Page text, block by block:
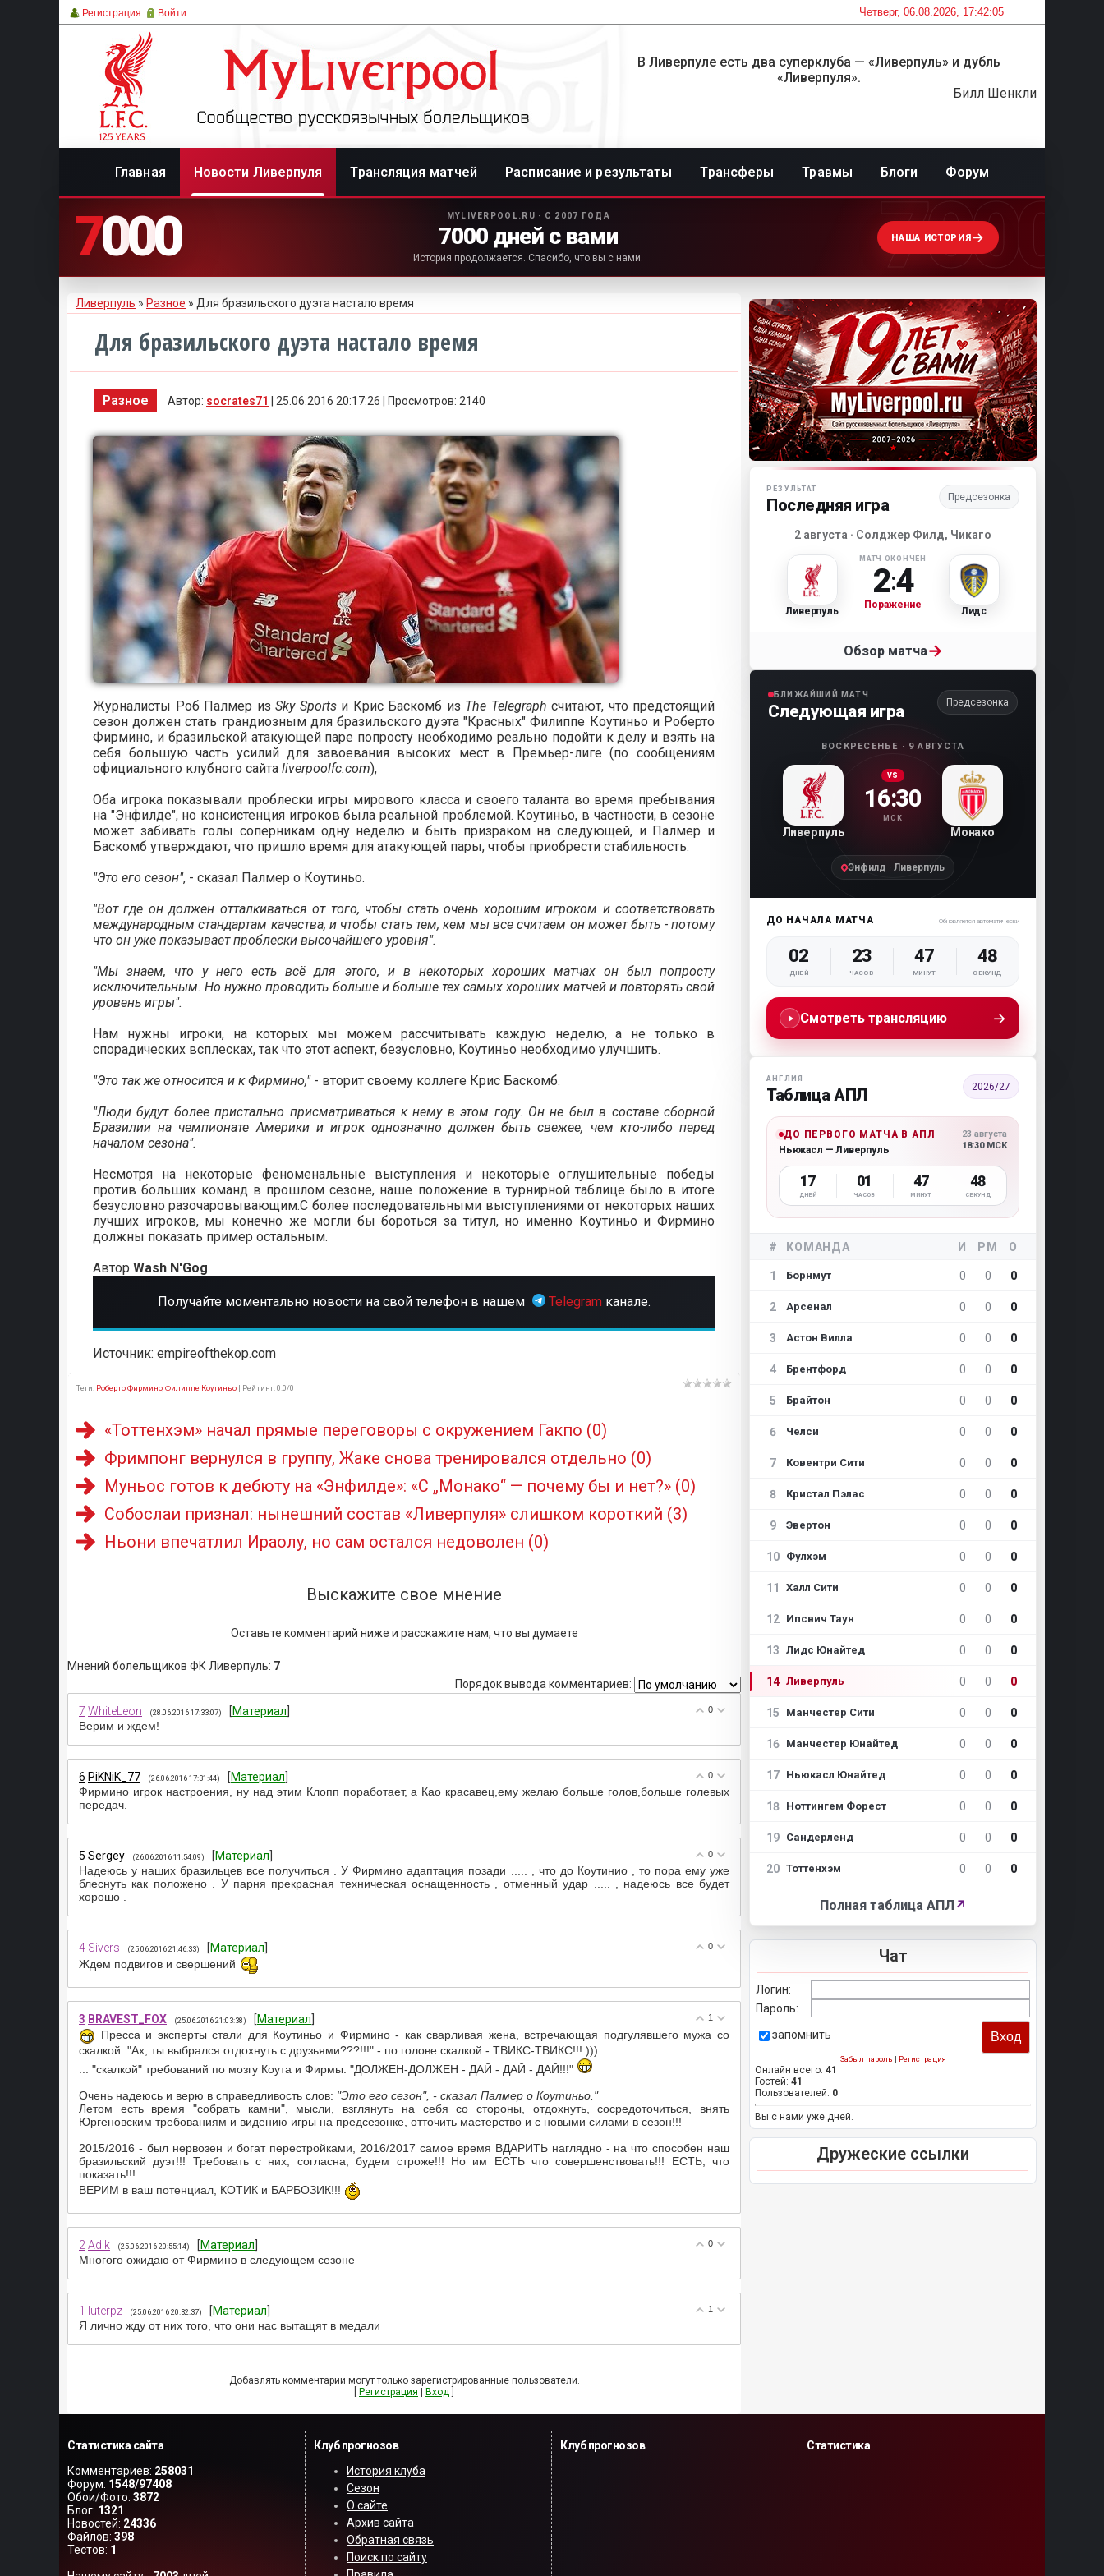
Четверг, 06.08.2026, 17:42:05
Регистрация Войти
В Ливерпуле есть два суперклуба — «Ливерпуль» и дубль
«Ливерпуля».
Билл Шенкли
Главная Новости Ливерпуля Трансляция матчей Расписание и результаты Трансферы Травмы Блоги Форум
7000
7000 MYLIVERPOOL.RU · С 2007 ГОДА
7000 дней с вами
История продолжается. Спасибо, что вы с нами.
НАША ИСТОРИЯ
Ливерпуль » Разное » Для бразильского дуэта настало время
Для бразильского дуэта настало время
Разное Автор: socrates71 | 25.06.2016 20:17:26 | Просмотров: 2140
Журналисты Роб Палмер из Sky Sportsи Крис Баскомб из The Telegraph считают, что предстоящий
сезон должен стать грандиозным для бразильского дуэта "Красных" Филиппе Коутиньо и Роберто
Фирмино, и бразильской атакующей паре попросту необходимо реально подойти к делу и взять на
себя большую часть усилий для завоевания высоких мест в Премьер-лиге (по сообщениям
официального клубного сайта liverpoolfc.com),
Оба игрока показывали проблески игры мирового класса и своего таланта во время пребывания
на "Энфилде", но консистенция игроков была реальной проблемой. Коутиньо, в частности, в сезоне
может забивать голы соперникам одну неделю и быть призраком на следующей, и Палмер и
Баскомб утверждают, что пришло время для атакующей пары, чтобы приобрести стабильность.
"Это его сезон", - сказал Палмер о Коутиньо.
"Вот где он должен отталкиваться от того, чтобы стать очень хорошим игроком и соответствовать
международным стандартам качества, и чтобы стать тем, кем мы все считаем он может быть - потому
что он уже показывает проблески высочайшего уровня".
"Мы знаем, что у него есть всё для этого, и в некоторых хороших матчах он был попросту
исключительным. Но нужно проводить больше и больше тех самых хороших матчей и повторять свой
уровень игры".
Нам нужны игроки, на которых мы можем рассчитывать каждую неделю, а не только в
спорадических всплесках, так что этот аспект, безусловно, Коутиньо необходимо улучшить.
"Это так же относится и к Фирмино,"- вторит своему коллеге Крис Баскомб.
"Люди будут более пристально присматриваться к нему в этом году. Он не был в составе сборной
Бразилии на чемпионате Америки и игрок однозначно должен быть свежее, чем кто-либо перед
началом сезона".
Несмотря на некоторые феноменальные выступления и некоторые оглушительные победы
против больших команд в прошлом сезоне, наше положение в турнирной таблице было в итоге
безусловно разочаровывающим.С более последовательными выступлениями от некоторых наших
лучших игроков, мы конечно же могли бы бороться за титул, но именно Коутиньо и Фирмино
должны показать пример остальным.
Автор Wash N'Gog
Получайте моментально новости на свой телефон в нашем Telegramканале.
Источник: empireofthekop.com
Теги: Роберто Фирмино Филиппе Коутиньо | Рейтинг:0.0/0
«Тоттенхэм» начал прямые переговоры с окружением Гакпо (0)
Фримпонг вернулся в группу, Жаке снова тренировался отдельно (0)
Муньос готов к дебюту на «Энфилде»: «С „Монако“ — почему бы и нет?» (0)
Собослаи признал: нынешний состав «Ливерпуля» слишком короткий (3)
Ньони впечатлил Ираолу, но сам остался недоволен (0)
Выскажите свое мнение
Оставьте комментарий ниже и расскажите нам, что вы думаете
Мнений болельщиков ФК Ливерпуль: 7
Порядок вывода комментариев:
0
7 WhiteLeon (28.06.2016 17:33:07) [Материал
Верим и ждем!
0
6 PiKNiK_77 (26.06.2016 17:31:44) [Материал
Фирмино игрок настроения, ну над этим Клопп поработает, а Као красавец,ему желаю больше голов,больше голевых
передач.
0
5 Sergey (26.06.2016 11:54:09) [Материал
Надеюсь у наших бразильцев все получиться . У Фирмино адаптация позади ..... , что до Коутинио , то пора ему уже
блеснуть как положено . У парня прекрасная техническая оснащенность , отменный удар ..... , надеюсь все будет
хорошо .
0
4 Sivers (25.06.2016 21:46:33) [Материал
Ждем подвигов и свершений
1
3 BRAVEST_FOX (25.06.2016 21:03:38) [Материал
Пресса и эксперты стали для Коутиньо и Фирмино - как сварливая жена, встречающая подгулявшего мужа со
скалкой: "Ах, ты выбрался отдохнуть с друзьями???!!!" - по голове скалкой - ТВИКС-ТВИКС!!! )))
... "скалкой" требований по мозгу Коута и Фирмы: "ДОЛЖЕН-ДОЛЖЕН - ДАЙ - ДАЙ - ДАЙ!!!"
Очень надеюсь и верю в справедливость слов: "Это его сезон", - сказал Палмер о Коутиньо."
Летом есть время "собрать камни", мысли, взглянуть на себя со стороны, отдохнуть, сосредоточиться, внять
Юргеновским требованиям и видению игры на предсезонке, отточить мастерство и с новыми силами в сезон!!!
2015/2016 - был нервозен и богат перестройками, 2016/2017 самое время ВДАРИТЬ наглядно - на что способен наш
бразильский дуэт!!! Требовать с них, согласна, будем строже!!! Но им ЕСТЬ что совершенствовать!!! ЕСТЬ, что
показать!!!
ВЕРИМ в ваш потенциал, КОТИК и БАРБОЗИК!!!
0
2 Adik (25.06.2016 20:55:14) [Материал
Многого ожидаю от Фирмино в следующем сезоне
1
1 luterpz (25.06.2016 20:32:37) [Материал
Я лично жду от них того, что они нас вытащят в медали
Добавлять комментарии могут только зарегистрированные пользователи.
Регистрация Вход
Матч-центр «Ливерпуля»
РЕЗУЛЬТАТ
Последняя игра Предсезонка
2 августа · Солджер Филд, Чикаго
Ливерпуль
МАТЧ ОКОНЧЕН
2:4
Поражение
Лидс
Обзор матча→
БЛИЖАЙШИЙ МАТЧ
Следующая игра Предсезонка
ВОСКРЕСЕНЬЕ · 9 АВГУСТА
Ливерпуль
VS
16:30
МСК
Монако
Энфилд · Ливерпуль
ДО НАЧАЛА МАТЧА Обновляется автоматически
02
ДНЕЙ
23
ЧАСОВ
47
МИНУТ
47
СЕКУНД
Смотреть трансляцию →
АНГЛИЯ
Таблица АПЛ 2026/27
ДО ПЕРВОГО МАТЧА В АПЛ
Ньюкасл — Ливерпуль
23 августа
18:30 МСК
17
ДНЕЙ
01
ЧАСОВ
47
МИНУТ
47
СЕКУНД
# КОМАНДА И РМ О
1 Борнмут 0 0 0
2 Арсенал 0 0 0
3 Астон Вилла 0 0 0
4 Брентфорд 0 0 0
5 Брайтон 0 0 0
6 Челси 0 0 0
7 Ковентри Сити 0 0 0
8 Кристал Пэлас 0 0 0
9 Эвертон 0 0 0
10 Фулхэм 0 0 0
11 Халл Сити 0 0 0
12 Ипсвич Таун 0 0 0
13 Лидс Юнайтед 0 0 0
14 Ливерпуль 0 0 0
15 Манчестер Сити 0 0 0
16 Манчестер Юнайтед 0 0 0
17 Ньюкасл Юнайтед 0 0 0
18 Ноттингем Форест 0 0 0
19 Сандерленд 0 0 0
20 Тоттенхэм 0 0 0
Полная таблица АПЛ ↗
Чат
Логин:
Пароль:
запомнить
Забыл пароль | Регистрация
Онлайн всего: 41
Гостей: 41
Пользователей: 0
Вы с нами уже дней.
Дружеские ссылки
Статистика сайта
Комментариев: 258031
Форум: 1548/97408
Обои/Фото: 3872
Блог: 1321
Новостей: 24336
Файлов: 398
Тестов: 1
Клуб прогнозов
История клуба
Сезон
О сайте
Архив сайта
Обратная связь
Поиск по сайту
Клуб прогнозов Статистика